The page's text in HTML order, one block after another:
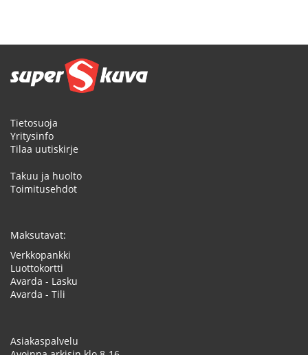
Tietosuoja
Yritysinfo
Tilaa uutiskirje
Takuu ja huolto
Toimitusehdot
Maksutavat:
Verkkopankki
Luottokortti
Avarda - Lasku
Avarda - Tili
Asiakaspalvelu